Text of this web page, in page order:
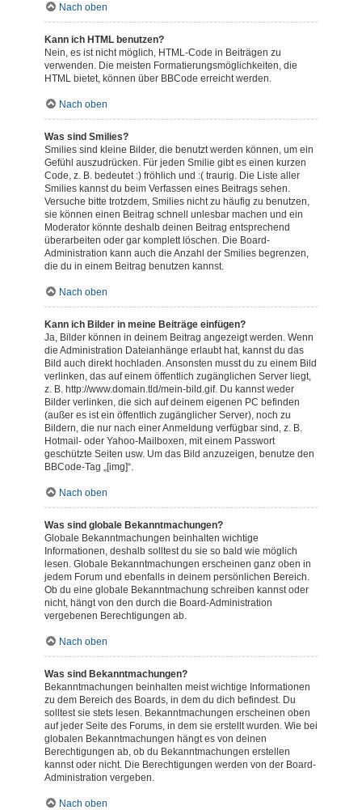
Nach oben
Kann ich HTML benutzen?
Nein, es ist nicht möglich, HTML-Code in Beiträgen zu
verwenden. Die meisten Formatierungsmöglichkeiten, die
HTML bietet, können über BBCode erreicht werden.
Nach oben
Was sind Smilies?
Smilies sind kleine Bilder, die benutzt werden können, um ein
Gefühl auszudrücken. Für jeden Smilie gibt es einen kurzen
Code, z. B. bedeutet :) fröhlich und :( traurig. Die Liste aller
Smilies kannst du beim Verfassen eines Beitrags sehen.
Versuche bitte trotzdem, Smilies nicht zu häufig zu benutzen,
sie können einen Beitrag schnell unlesbar machen und ein
Moderator könnte deshalb deinen Beitrag entsprechend
überarbeiten oder gar komplett löschen. Die Board-
Administration kann auch die Anzahl der Smilies begrenzen,
die du in einem Beitrag benutzen kannst.
Nach oben
Kann ich Bilder in meine Beiträge einfügen?
Ja, Bilder können in deinem Beitrag angezeigt werden. Wenn
die Administration Dateianhänge erlaubt hat, kannst du das
Bild auch direkt hochladen. Ansonsten musst du zu einem Bild
verlinken, das auf einem öffentlich zugänglichen Server liegt,
z. B. http://www.domain.tld/mein-bild.gif. Du kannst weder
Bilder verlinken, die sich auf deinem eigenen PC befinden
(außer es ist ein öffentlich zugänglicher Server), noch zu
Bildern, die nur nach einer Anmeldung verfügbar sind, z. B.
Hotmail- oder Yahoo-Mailboxen, mit einem Passwort
geschützte Seiten usw. Um das Bild anzuzeigen, benutze den
BBCode-Tag „[img]“.
Nach oben
Was sind globale Bekanntmachungen?
Globale Bekanntmachungen beinhalten wichtige
Informationen, deshalb solltest du sie so bald wie möglich
lesen. Globale Bekanntmachungen erscheinen ganz oben in
jedem Forum und ebenfalls in deinem persönlichen Bereich.
Ob du eine globale Bekanntmachung schreiben kannst oder
nicht, hängt von den durch die Board-Administration
vergebenen Berechtigungen ab.
Nach oben
Was sind Bekanntmachungen?
Bekanntmachungen beinhalten meist wichtige Informationen
zu dem Bereich des Boards, in dem du dich befindest. Du
solltest sie stets lesen. Bekanntmachungen erscheinen oben
auf jeder Seite des Forums, in dem sie erstellt wurden. Wie bei
globalen Bekanntmachungen hängt es von deinen
Berechtigungen ab, ob du Bekanntmachungen erstellen
kannst oder nicht. Die Berechtigungen werden von der Board-
Administration vergeben.
Nach oben